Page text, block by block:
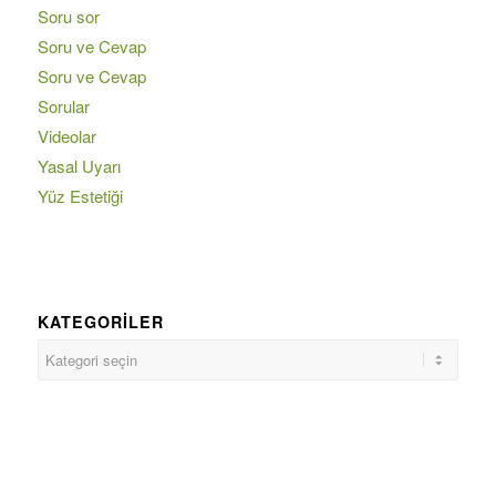
Soru sor
Soru ve Cevap
Soru ve Cevap
Sorular
Videolar
Yasal Uyarı
Yüz Estetiği
KATEGORILER